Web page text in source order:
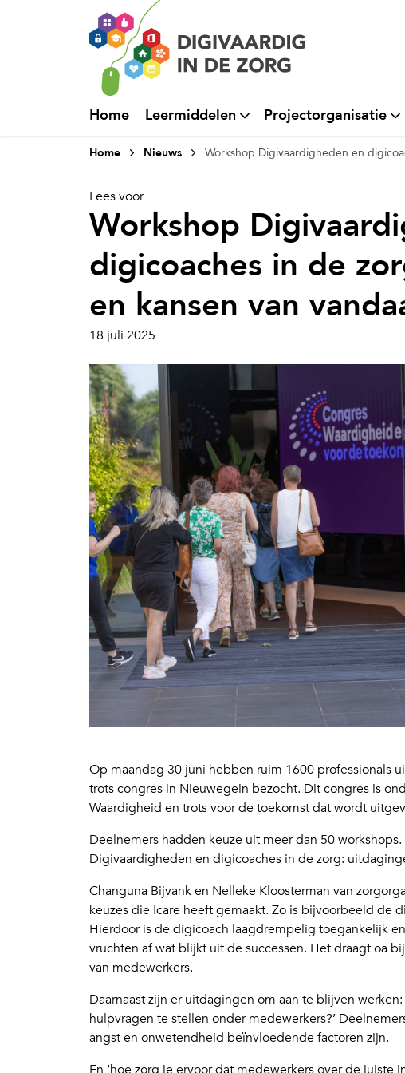
Home Leermiddelen Projectorganisatie
Home Nieuws Workshop Digivaardigheden en
Lees voor
Workshop
digicoaches in de
en kansen van
18 juli 2025
Op maandag 30 juni hebben ruim 1600 professionals
trots congres in Nieuwegein bezocht. Dit congres is
Waardigheid en trots voor de toekomst dat wordt
Deelnemers hadden keuze uit meer dan 50
Digivaardigheden en digicoaches in de zorg:
Changuna Bijvank en Nelleke Kloosterman van
keuzes die Icare heeft gemaakt. Zo is bijvoorbeeld de
Hierdoor is de digicoach laagdrempelig toegankelijk
vruchten af wat blijkt uit de successen. Het draagt oa
van medewerkers.
Daarnaast zijn er uitdagingen om aan te blijven
hulpvragen te stellen onder medewerkers?’
angst en onwetendheid beïnvloedende factoren zijn.